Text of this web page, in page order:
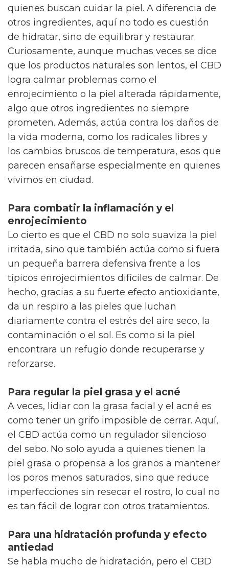
quienes buscan cuidar la piel. A diferencia de
otros ingredientes, aquí no todo es cuestión
de hidratar, sino de equilibrar y restaurar.
Curiosamente, aunque muchas veces se dice
que los productos naturales son lentos, el CBD
logra calmar problemas como el
enrojecimiento o la piel alterada rápidamente,
algo que otros ingredientes no siempre
prometen. Además, actúa contra los daños de
la vida moderna, como los radicales libres y
los cambios bruscos de temperatura, esos que
parecen ensañarse especialmente en quienes
vivimos en ciudad.
Para combatir la inflamación y el
enrojecimiento
Lo cierto es que el CBD no solo suaviza la piel
irritada, sino que también actúa como si fuera
un pequeña barrera defensiva frente a los
típicos enrojecimientos difíciles de calmar. De
hecho, gracias a su fuerte efecto antioxidante,
da un respiro a las pieles que luchan
diariamente contra el estrés del aire seco, la
contaminación o el sol. Es como si la piel
encontrara un refugio donde recuperarse y
reforzarse.
Para regular la piel grasa y el acné
A veces, lidiar con la grasa facial y el acné es
como tener un grifo imposible de cerrar. Aquí,
el CBD actúa como un regulador silencioso
del sebo. No solo ayuda a quienes tienen la
piel grasa o propensa a los granos a mantener
los poros menos saturados, sino que reduce
imperfecciones sin resecar el rostro, lo cual no
es tan fácil de lograr con otros tratamientos.
Para una hidratación profunda y efecto
antiedad
Se habla mucho de hidratación, pero el CBD